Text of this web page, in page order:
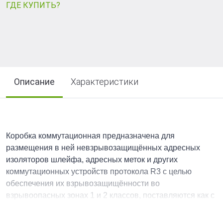
ГДЕ КУПИТЬ?
Описание Характеристики
Коробка коммутационная предназначена для
размещения в ней невзрывозащищённых адресных
изоляторов шлейфа, адресных меток и других
коммутационных устройств протокола R3 с целью
обеспечения их взрывозащищённости во
взрывоопасных зонах 1 и 2 классов, поставляются как с